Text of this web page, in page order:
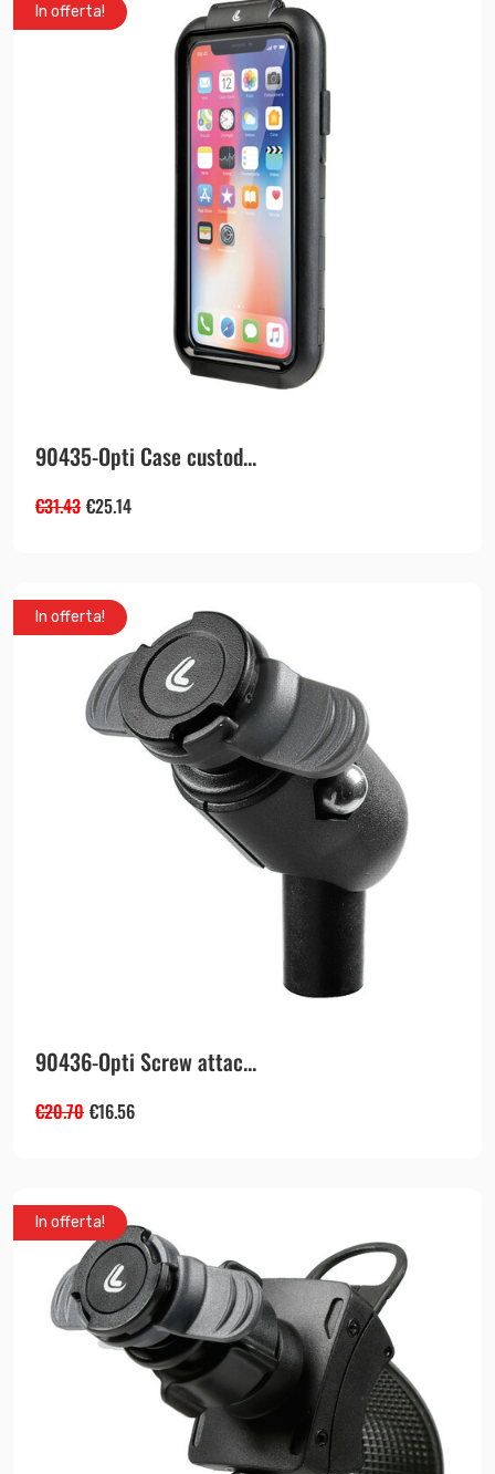
In offerta!
90435-Opti Case custod...
€31.43 €25.14
In offerta!
90436-Opti Screw attac...
€20.70 €16.56
In offerta!